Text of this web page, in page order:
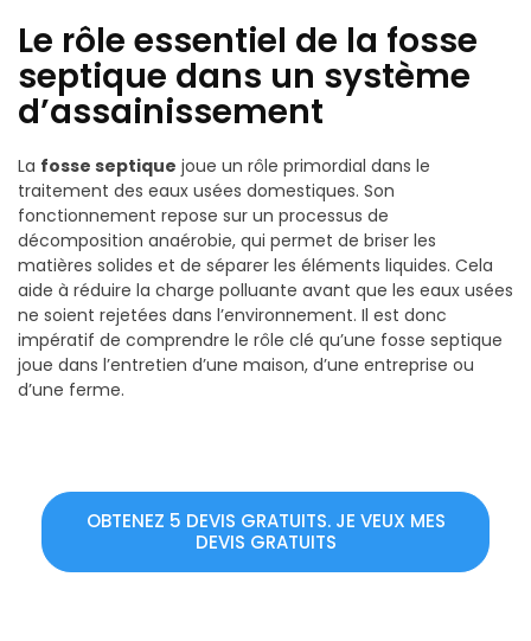
Le rôle essentiel de la fosse
septique dans un système
d’assainissement
La fosse septique joue un rôle primordial dans le
traitement des eaux usées domestiques. Son
fonctionnement repose sur un processus de
décomposition anaérobie, qui permet de briser les
matières solides et de séparer les éléments liquides. Cela
aide à réduire la charge polluante avant que les eaux usées
ne soient rejetées dans l’environnement. Il est donc
impératif de comprendre le rôle clé qu’une fosse septique
joue dans l’entretien d’une maison, d’une entreprise ou
d’une ferme.
OBTENEZ 5 DEVIS GRATUITS. JE VEUX MES
DEVIS GRATUITS